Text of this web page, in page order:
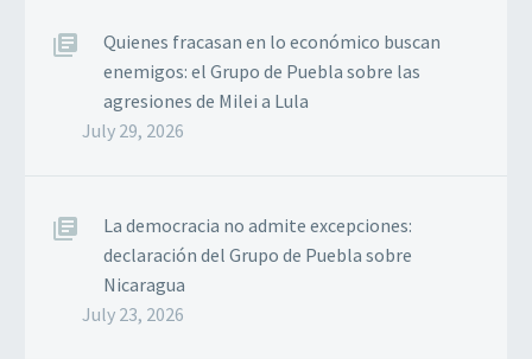
Quienes fracasan en lo económico buscan
enemigos: el Grupo de Puebla sobre las
agresiones de Milei a Lula
July 29, 2026
La democracia no admite excepciones:
declaración del Grupo de Puebla sobre
Nicaragua
July 23, 2026